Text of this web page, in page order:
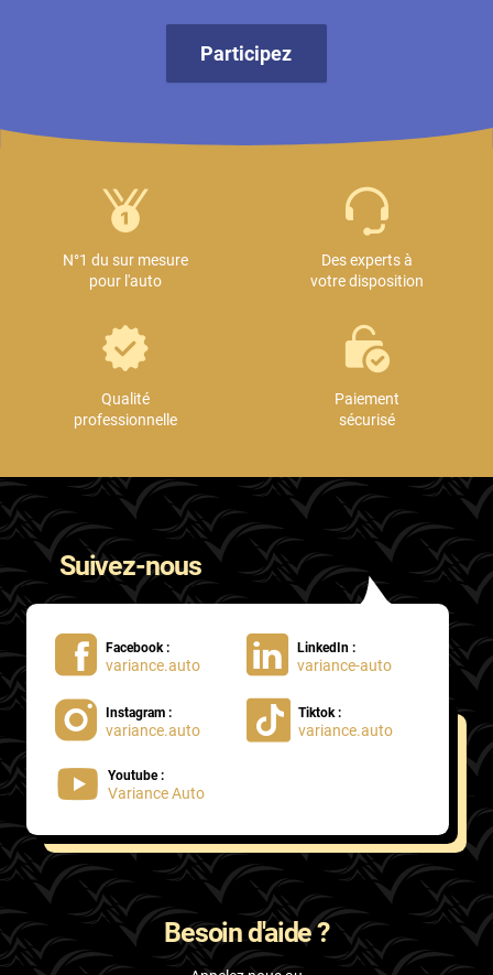
Participez
N°1 du sur mesure
pour l'auto
Des experts à
votre disposition
Qualité
professionnelle
Paiement
sécurisé
Suivez-nous
Facebook :
variance.auto
LinkedIn :
variance-auto
Instagram :
variance.auto
Tiktok :
variance.auto
Youtube :
Variance Auto
Besoin d'aide ?